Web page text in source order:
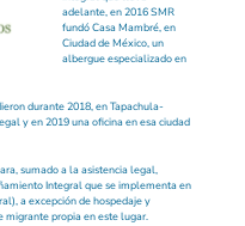
adelante, en 2016 SMR
fundó Casa Mambré, en
Ciudad de México, un
albergue especializado en
durante 2018, en Tapachula-
y en 2019 una oficina en esa ciudad
sumado a la asistencia legal,
Integral que se implementa en
a excepción de hospedaje y
migrante propia en este lugar.